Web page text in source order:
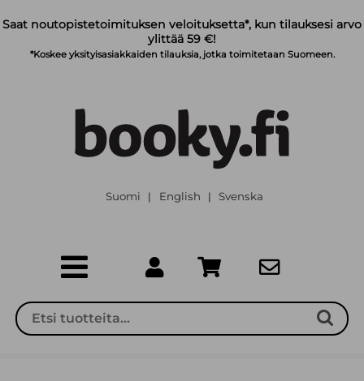
Saat noutopistetoimituksen veloituksetta*, kun tilauksesi arvo
ylittää 59 €!
*Koskee yksityisasiakkaiden tilauksia, jotka toimitetaan Suomeen.
Suomi | English | Svenska